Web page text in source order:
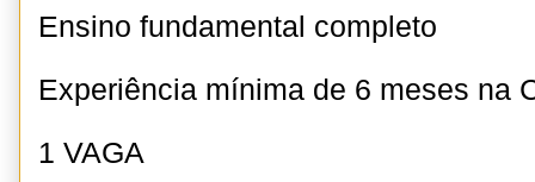
Ensino fundamental completo
Experiência mínima de 6 meses na
1 VAGA